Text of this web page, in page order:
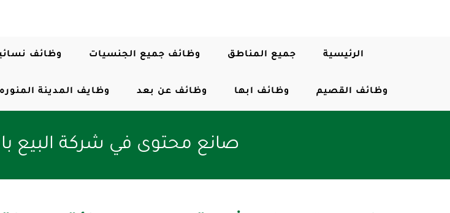
الرئيسية جميع المناطق وظائف جميع الجنسيات وظائف
وظائف القصيم وظائف ابها وظائف عن بعد وظايف المدينة المنوره
صانع محتوى في شركة البيع